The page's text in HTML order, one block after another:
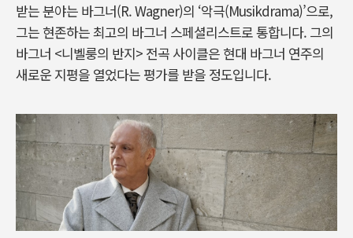
받는 분야는 바그너(R. Wagner)의 ‘악극(Musikdrama)’으로,
그는 현존하는 최고의 바그너 스페셜리스트로 통합니다. 그의
바그너 <니벨룽의 반지> 전곡 사이클은 현대 바그너 연주의
새로운 지평을 열었다는 평가를 받을 정도입니다.